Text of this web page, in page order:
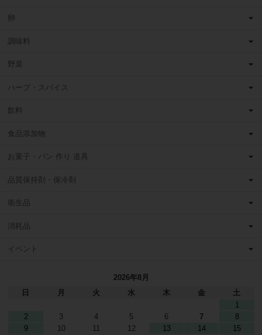
卵
調味料
野菜
ハーブ・スパイス
飲料
食品添加物
お菓子・パン 作り 道具
品質保持剤・保冷剤
衛生品
消耗品
イベント
2026年8月
日
月 火 水 木 金
土
1
2
3 4 5 6 7
8
9
10 11 12 13 14
15